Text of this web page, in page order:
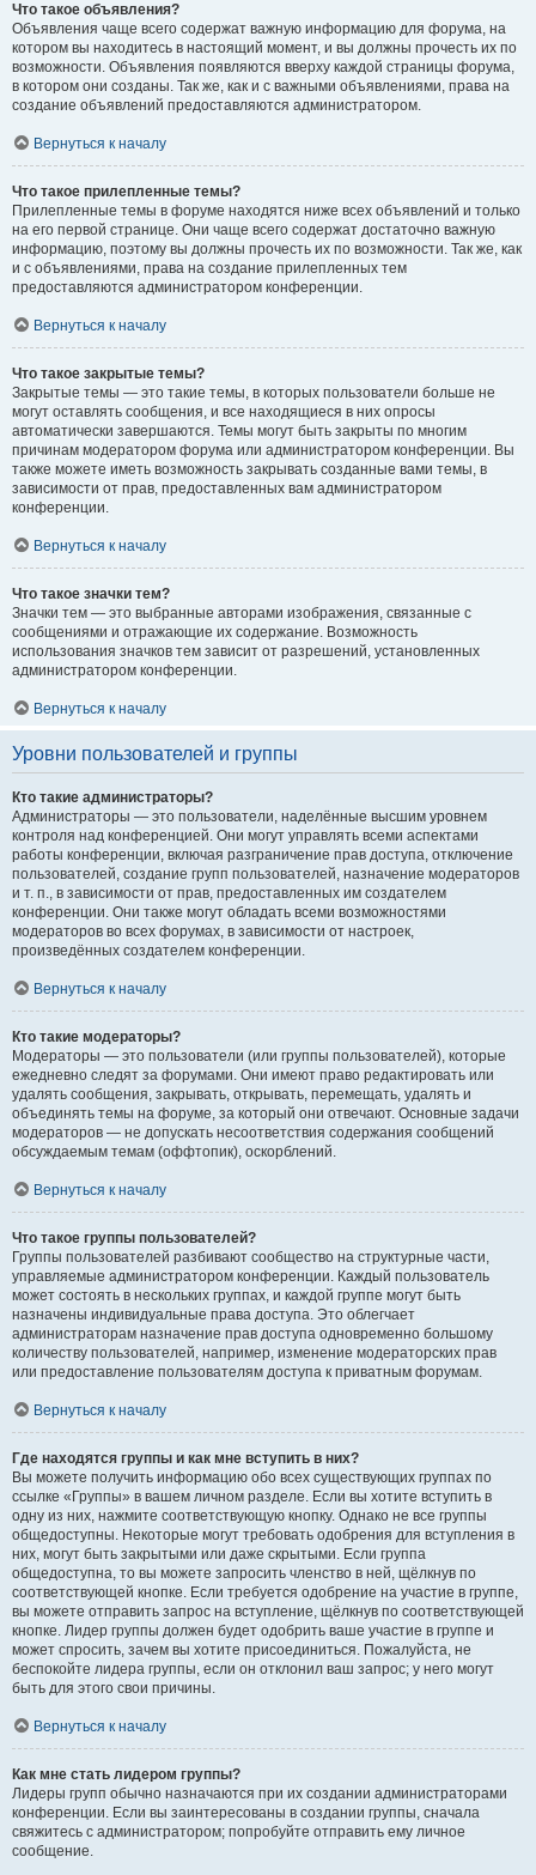
Что такое объявления?
Объявления чаще всего содержат важную информацию для форума, на
котором вы находитесь в настоящий момент, и вы должны прочесть их по
возможности. Объявления появляются вверху каждой страницы форума,
в котором они созданы. Так же, как и с важными объявлениями, права на
создание объявлений предоставляются администратором.
Вернуться к началу
Что такое прилепленные темы?
Прилепленные темы в форуме находятся ниже всех объявлений и только
на его первой странице. Они чаще всего содержат достаточно важную
информацию, поэтому вы должны прочесть их по возможности. Так же, как
и с объявлениями, права на создание прилепленных тем
предоставляются администратором конференции.
Вернуться к началу
Что такое закрытые темы?
Закрытые темы — это такие темы, в которых пользователи больше не
могут оставлять сообщения, и все находящиеся в них опросы
автоматически завершаются. Темы могут быть закрыты по многим
причинам модератором форума или администратором конференции. Вы
также можете иметь возможность закрывать созданные вами темы, в
зависимости от прав, предоставленных вам администратором
конференции.
Вернуться к началу
Что такое значки тем?
Значки тем — это выбранные авторами изображения, связанные с
сообщениями и отражающие их содержание. Возможность
использования значков тем зависит от разрешений, установленных
администратором конференции.
Вернуться к началу
Уровни пользователей и группы
Кто такие администраторы?
Администраторы — это пользователи, наделённые высшим уровнем
контроля над конференцией. Они могут управлять всеми аспектами
работы конференции, включая разграничение прав доступа, отключение
пользователей, создание групп пользователей, назначение модераторов
и т. п., в зависимости от прав, предоставленных им создателем
конференции. Они также могут обладать всеми возможностями
модераторов во всех форумах, в зависимости от настроек,
произведённых создателем конференции.
Вернуться к началу
Кто такие модераторы?
Модераторы — это пользователи (или группы пользователей), которые
ежедневно следят за форумами. Они имеют право редактировать или
удалять сообщения, закрывать, открывать, перемещать, удалять и
объединять темы на форуме, за который они отвечают. Основные задачи
модераторов — не допускать несоответствия содержания сообщений
обсуждаемым темам (оффтопик), оскорблений.
Вернуться к началу
Что такое группы пользователей?
Группы пользователей разбивают сообщество на структурные части,
управляемые администратором конференции. Каждый пользователь
может состоять в нескольких группах, и каждой группе могут быть
назначены индивидуальные права доступа. Это облегчает
администраторам назначение прав доступа одновременно большому
количеству пользователей, например, изменение модераторских прав
или предоставление пользователям доступа к приватным форумам.
Вернуться к началу
Где находятся группы и как мне вступить в них?
Вы можете получить информацию обо всех существующих группах по
ссылке «Группы» в вашем личном разделе. Если вы хотите вступить в
одну из них, нажмите соответствующую кнопку. Однако не все группы
общедоступны. Некоторые могут требовать одобрения для вступления в
них, могут быть закрытыми или даже скрытыми. Если группа
общедоступна, то вы можете запросить членство в ней, щёлкнув по
соответствующей кнопке. Если требуется одобрение на участие в группе,
вы можете отправить запрос на вступление, щёлкнув по соответствующей
кнопке. Лидер группы должен будет одобрить ваше участие в группе и
может спросить, зачем вы хотите присоединиться. Пожалуйста, не
беспокойте лидера группы, если он отклонил ваш запрос; у него могут
быть для этого свои причины.
Вернуться к началу
Как мне стать лидером группы?
Лидеры групп обычно назначаются при их создании администраторами
конференции. Если вы заинтересованы в создании группы, сначала
свяжитесь с администратором; попробуйте отправить ему личное
сообщение.